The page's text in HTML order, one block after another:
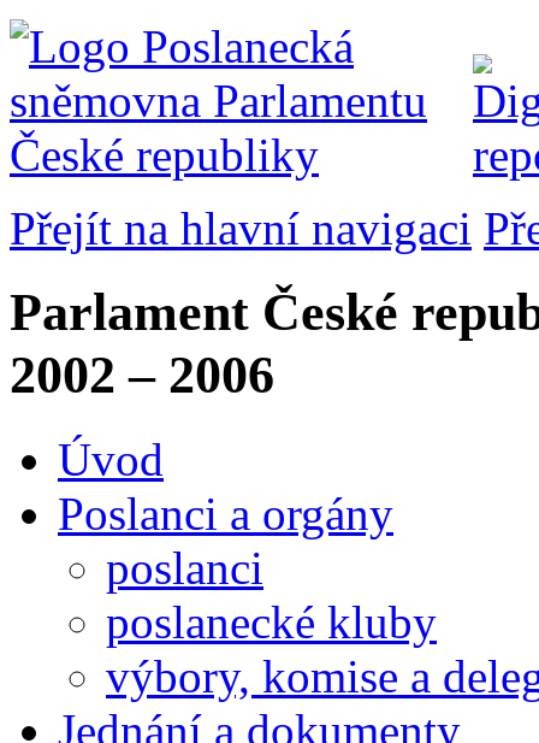
Přejít na hlavní navigaci
Parlament České
2002 – 2006
Úvod
Poslanci a orgány
poslanci
poslanecké kluby
výbory, komise a
Jednání a dokumenty